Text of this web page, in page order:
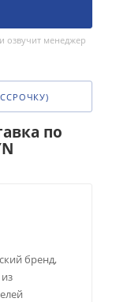
озвучит менеджер
по
бренд,